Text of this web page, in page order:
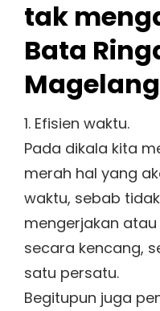
tak
Bata
Magelang
1. Efisien waktu.
Pada dikala kita
merah hal yang
waktu, sebab
mengerjakan
secara kencang,
satu persatu.
Begitupun juga